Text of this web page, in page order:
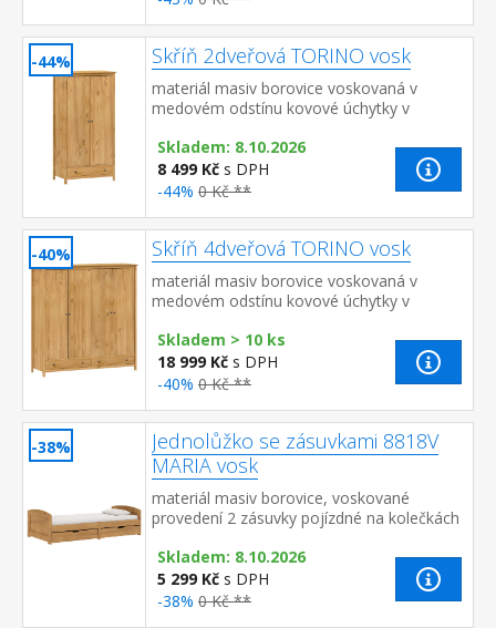
-44% Skříň 2dveřová TORINO vosk
materiál masiv borovice voskovaná v
medovém odstínu kovové úchytky v
skříň vybavená šatní tyčí a poli...
Skladem: 8.10.2026
8 499 Kč s DPH
-44% 0 Kč **
-40% Skříň 4dveřová TORINO vosk
materiál masiv borovice voskovaná v
medovém odstínu kovové úchytky v
mosaz prostor dělený na poloviny v levé...
Skladem > 10 ks
18 999 Kč s DPH
-40% 0 Kč **
-38%
Jednolůžko se zásuvkami 8818V
MARIA vosk
materiál masiv borovice, voskované
provedení 2 zásuvky pojízdné na kolečkách
laťkový) bez matrace&nbs...
Skladem: 8.10.2026
5 299 Kč s DPH
-38% 0 Kč **